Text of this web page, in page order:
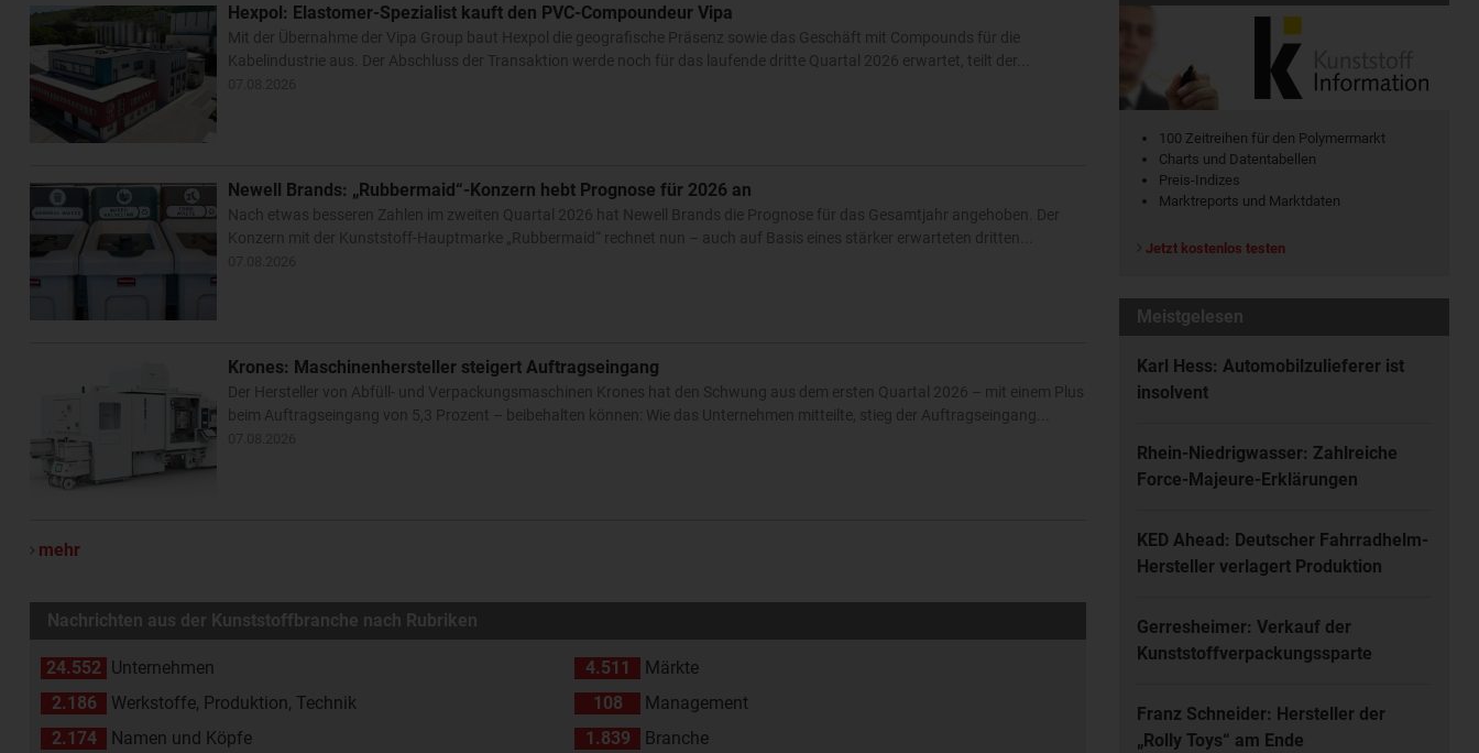
Hexpol: Elastomer-Spezialist kauft den PVC-Compoundeur Vipa
Mit der Übernahme der Vipa Group baut Hexpol die geografische Präsenz sowie das Geschäft mit Compounds für die
Kabelindustrie aus. Der Abschluss der Transaktion werde noch für das laufende dritte Quartal 2026 erwartet, teilt der...
Newell Brands: „Rubbermaid“-Konzern hebt Prognose für 2026 an
Nach etwas besseren Zahlen im zweiten Quartal 2026 hat Newell Brands die Prognose für das Gesamtjahr angehoben. Der
Konzern mit der Kunststoff-Hauptmarke „Rubbermaid“ rechnet nun – auch auf Basis eines stärker erwarteten dritten...
Krones: Maschinenhersteller steigert Auftragseingang
Der Hersteller von Abfüll- und Verpackungsmaschinen Krones hat den Schwung aus dem ersten Quartal 2026 – mit einem Plus
beim Auftragseingang von 5,3 Prozent – beibehalten können: Wie das Unternehmen mitteilte, stieg der Auftragseingang...
mehr
Nachrichten aus der Kunststoffbranche nach Rubriken
24.552 Unternehmen 4.511
Märkte
2.186
Werkstoffe, Produktion, Technik 108
Management
2.174
Namen und Köpfe 1.839
Branche
100 Zeitreihen für den Polymermarkt
Charts und Datentabellen
Preis-Indizes
Marktreports und Marktdaten
Jetzt kostenlos testen
Meistgelesen
Karl Hess: Automobilzulieferer ist
insolvent
Rhein-Niedrigwasser: Zahlreiche
Force-Majeure-Erklärungen
KED Ahead: Deutscher Fahrradhelm-
Hersteller verlagert Produktion
Gerresheimer: Verkauf der
Kunststoffverpackungssparte
Franz Schneider: Hersteller der
„Rolly Toys“ am Ende